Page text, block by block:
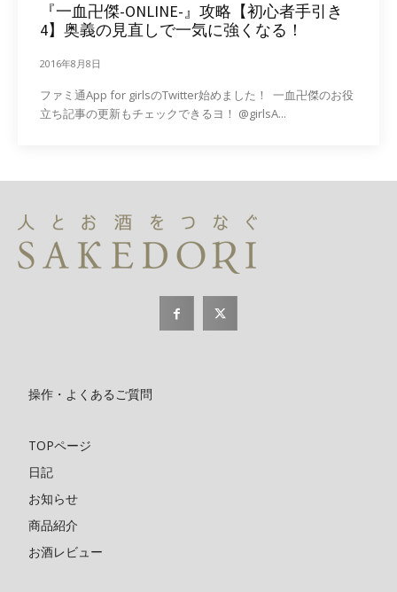
『一血卍傑-ONLINE-』攻略【初心者手引き
4】奥義の見直しで一気に強くなる！
2016年8月8日
ファミ通App for girlsのTwitter始めました！ 一血卍傑のお役
立ち記事の更新もチェックできるヨ！ @girlsA...
操作・よくあるご質問
TOPページ
日記
お知らせ
商品紹介
お酒レビュー